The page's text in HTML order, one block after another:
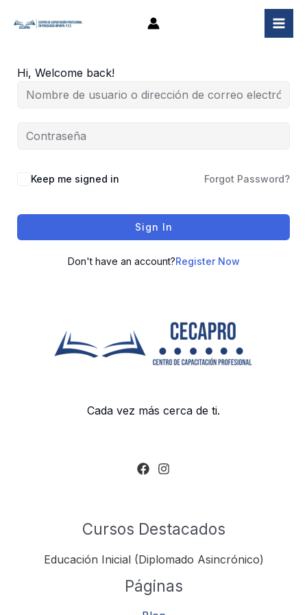
Hi, Welcome back!
Keep me signed in Forgot Password?
Sign In
Don't have an account?Register Now
Cada vez más cerca de ti.
Cursos Destacados
Educación Inicial (Diplomado Asincrónico)
Páginas